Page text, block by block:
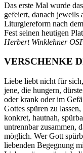
Das erste Mal wurde
gefeiert, danach jeweils
Liturgiereform nach
Fest seinen heutigen
Herbert Winklehner
VERSCHENKE
Liebe liebt nicht für
jene, die hungern,
oder krank oder im
Gottes spüren zu
konkret, hautnah,
untrennbar zusammen,
möglich. Wer Gott
liebenden Begegnung